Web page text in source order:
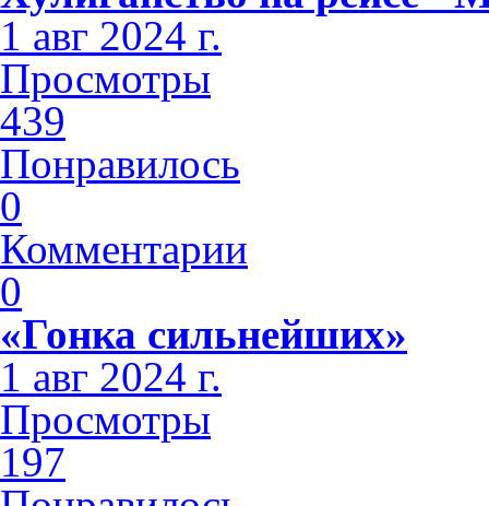
1 авг 2024 г.
Просмотры
439
Понравилось
0
Комментарии
0
«Гонка сильнейших»
1 авг 2024 г.
Просмотры
197